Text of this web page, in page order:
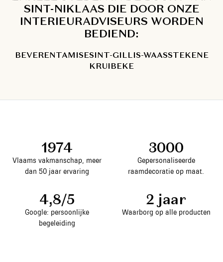
SINT-NIKLAAS DIE DOOR ONZE
INTERIEURADVISEURS WORDEN
BEDIEND:
BEVERENTAMISESINT-GILLIS-WAASSTEKENE
KRUIBEKE
1974
Vlaams vakmanschap, meer
dan 50 jaar ervaring
3000
Gepersonaliseerde
raamdecoratie op maat.
4,8/5
Google: persoonlijke
begeleiding
2 jaar
Waarborg op alle producten